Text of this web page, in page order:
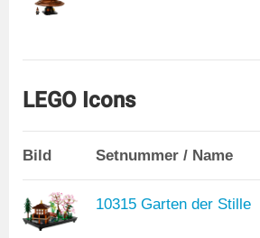
LEGO Icons
Bild Setnummer / Name
10315 Garten der Stille